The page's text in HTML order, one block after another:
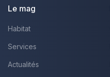
Le mag
Habitat
Services
Actualités